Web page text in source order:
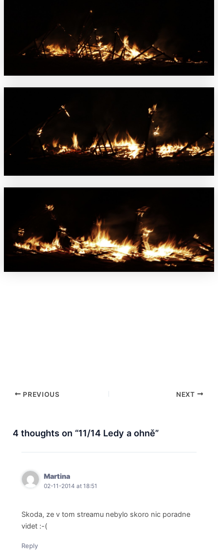
PREVIOUS NEXT
4 thoughts on “11/14 Ledy a ohně”
Martina
02-11-2014 at 18:51
Skoda, ze v tom streamu nebylo skoro nic poradne
videt :-(
Reply